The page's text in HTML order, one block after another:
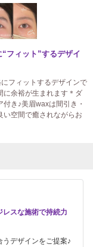
フィット”するデザイ
フィットするデザインで
に余裕が生まれます＊ダ
き♪美眉waxは間引き・
空間で癒されながらお
レスな施術で持続力
うデザインをご提案♪